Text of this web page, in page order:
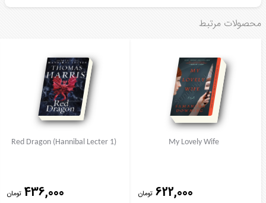
محصولات مرتبط
My Lovely Wife
622,000 تومان
Red Dragon (Hannibal Lecter 1)
436,000 تومان